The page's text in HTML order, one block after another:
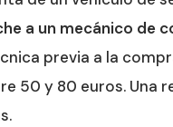
a un mecánico de
previa a la
50 y 80 euros. Una